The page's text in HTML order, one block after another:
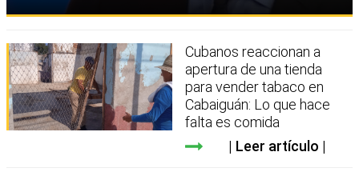
Cubanos reaccionan a
apertura de una tienda
para vender tabaco en
Cabaiguán: Lo que hace
falta es comida
Leer artículo